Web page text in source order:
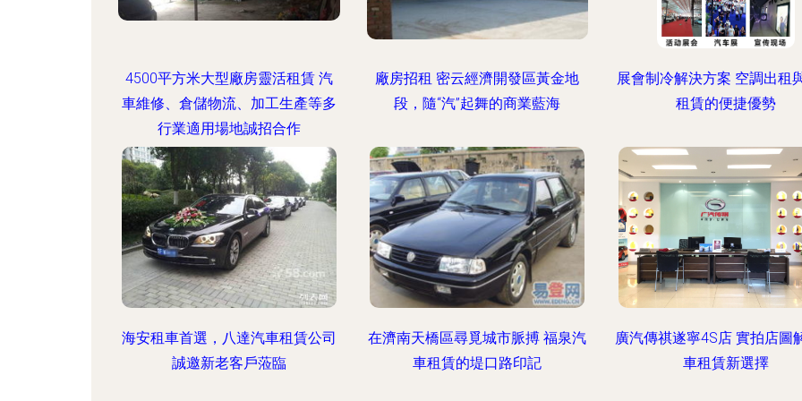
4500平方米大型廠房靈活租賃 汽
車維修、倉儲物流、加工生產等多
行業適用場地誠招合作
廠房招租 密云經濟開發區黃金地
段，隨“汽”起舞的商業藍海
展會制冷解決方案 空調出租
租賃的便捷優勢
海安租車首選，八達汽車租賃公司
誠邀新老客戶蒞臨
在濟南天橋區尋覓城市脈搏 福泉汽
車租賃的堤口路印記
廣汽傳祺遂寧4S店 實拍店圖
車租賃新選擇